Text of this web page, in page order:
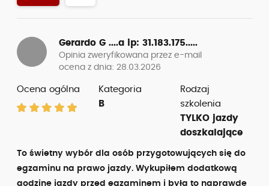
Gerardo G ....a ip: 31.183.175.....
Opinia zweryfikowana przez e-mail
ocena z dnia: 28.03.2026
Ocena ogólna
Kategoria
B
Rodzaj
szkolenia
TYLKO jazdy
doszkalające
To świetny wybór dla osób przygotowujących się do
egzaminu na prawo jazdy. Wykupiłem dodatkową
godzinę jazdy przed egzaminem i była to naprawdę